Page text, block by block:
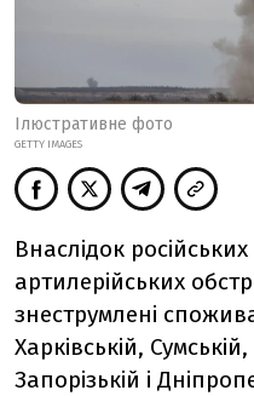
Ілюстративне фото
GETTY IMAGES
Внаслідок
артилерійських
знеструмлені
Харківській,
Запорізькій і